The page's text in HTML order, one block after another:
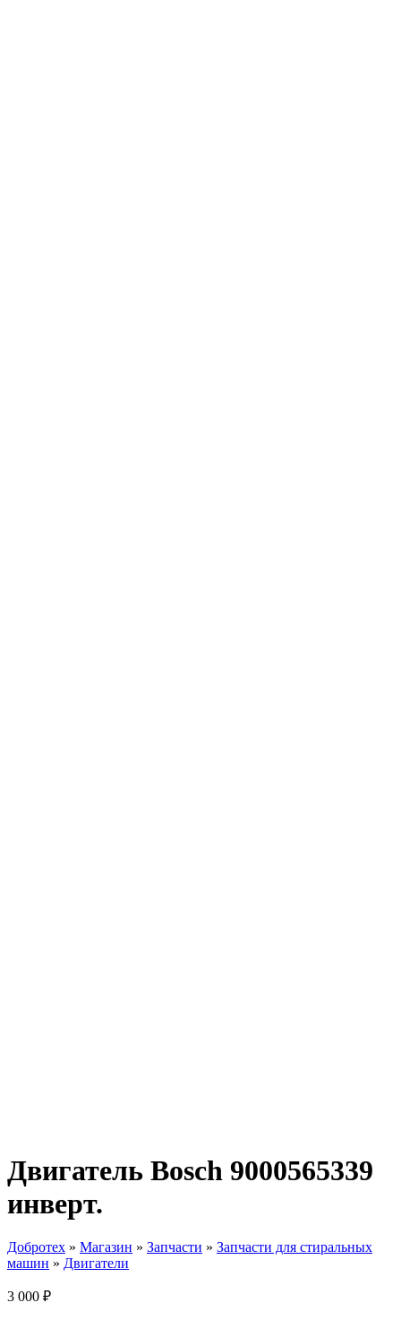
Двигатель Bosch 9000565339
инверт.
Добротех » Магазин » Запчасти » Запчасти для стиральных
машин » Двигатели
3 000 ₽